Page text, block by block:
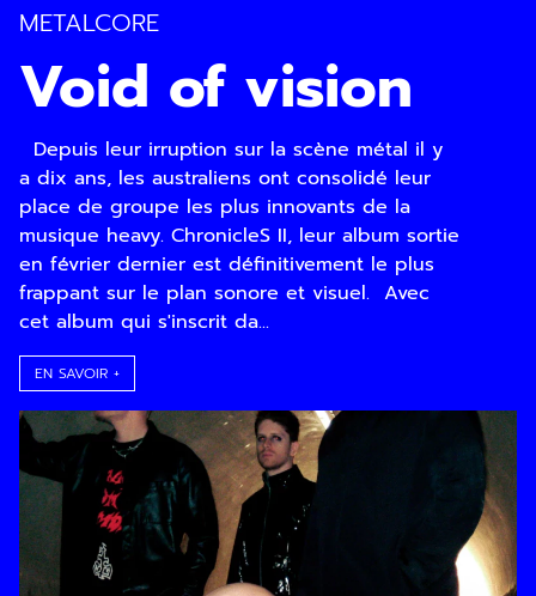
METALCORE
Void of vision
Depuis leur irruption sur la scène métal il y
a dix ans, les australiens ont consolidé leur
place de groupe les plus innovants de la
musique heavy. ChronicleS II, leur album sortie
en février dernier est définitivement le plus
frappant sur le plan sonore et visuel. Avec
cet album qui s'inscrit da...
EN SAVOIR +